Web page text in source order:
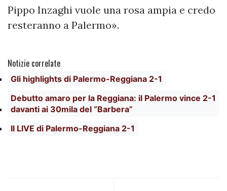
Pippo Inzaghi vuole una rosa ampia e credo
resteranno a Palermo».
Notizie correlate
Gli highlights di Palermo-Reggiana 2-1
Debutto amaro per la Reggiana: il Palermo vince 2-1
davanti ai 30mila del “Barbera”
Il LIVE di Palermo-Reggiana 2-1